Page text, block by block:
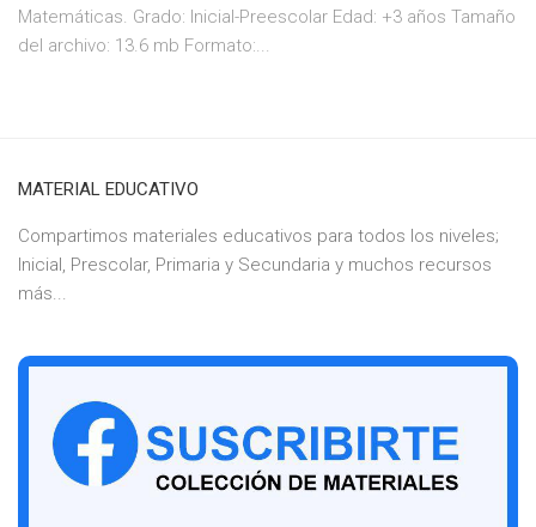
Matemáticas. Grado: Inicial-Preescolar Edad: +3 años Tamaño
del archivo: 13.6 mb Formato:...
MATERIAL EDUCATIVO
Compartimos materiales educativos para todos los niveles;
Inicial, Prescolar, Primaria y Secundaria y muchos recursos
más...